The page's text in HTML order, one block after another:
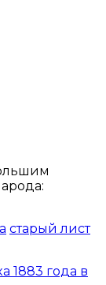
старый лист
1883 года в